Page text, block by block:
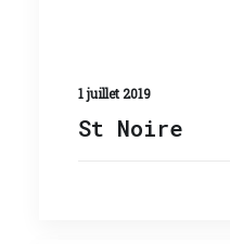
1 juillet 2019
St Noire